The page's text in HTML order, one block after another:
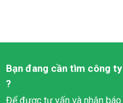
Bạn đang cần tìm công ty
?
Để được tư vấn và nhận